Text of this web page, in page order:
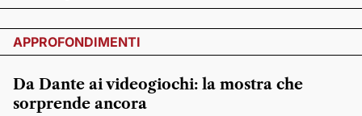
APPROFONDIMENTI
Da Dante ai videogiochi: la mostra che
sorprende ancora